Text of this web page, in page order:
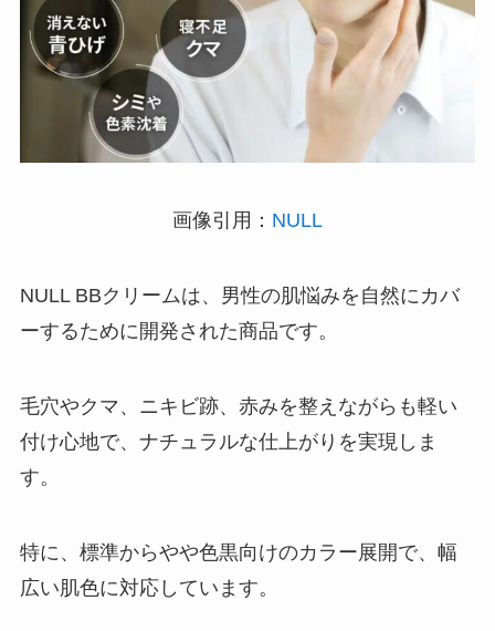
画像引用： NULL
NULL BBクリームは、男性の肌悩みを自然にカバ
ーするために開発された商品です。
毛穴やクマ、ニキビ跡、赤みを整えながらも軽い
付け心地で、ナチュラルな仕上がりを実現しま
す。
特に、標準からやや色黒向けのカラー展開で、幅
広い肌色に対応しています。